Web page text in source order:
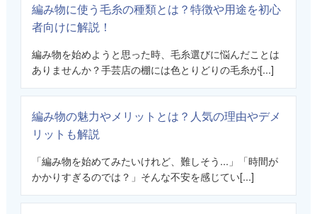
編み物に使う毛糸の種類とは？特徴や用途を初心
者向けに解説！
編み物を始めようと思った時、毛糸選びに悩んだことは
ありませんか？手芸店の棚には色とりどりの毛糸が[...]
編み物の魅力やメリットとは？人気の理由やデメ
リットも解説
「編み物を始めてみたいけれど、難しそう...」「時間が
かかりすぎるのでは？」そんな不安を感じてい[...]